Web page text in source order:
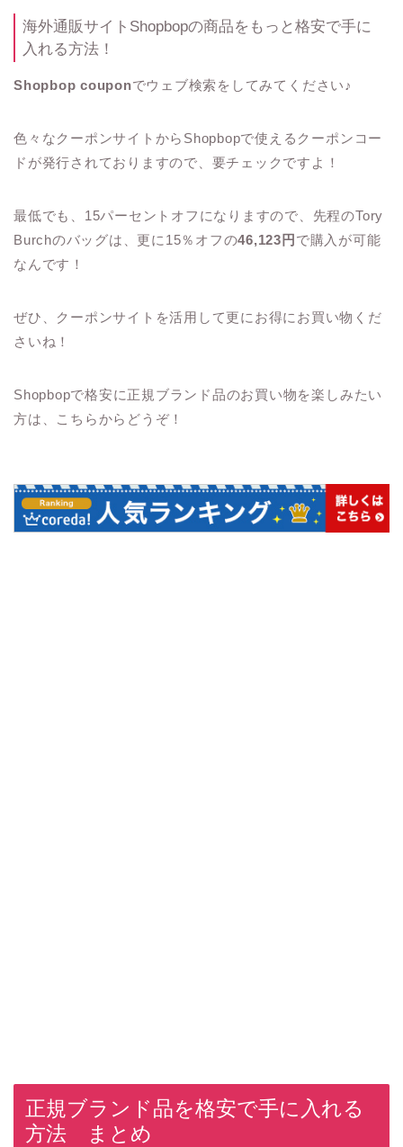
海外通販サイトShopbopの商品をもっと格安で手に
入れる方法！
Shopbop couponでウェブ検索をしてみてください♪
色々なクーポンサイトからShopbopで使えるクーポンコー
ドが発行されておりますので、要チェックですよ！
最低でも、15パーセントオフになりますので、先程のTory
Burchのバッグは、更に15％オフの46,123円 で購入が可能
なんです！
ぜひ、クーポンサイトを活用して更にお得にお買い物くだ
さいね！
Shopbopで格安に正規ブランド品のお買い物を楽しみたい
方は、こちらからどうぞ！
正規ブランド品を格安で手に入れる
方法 まとめ